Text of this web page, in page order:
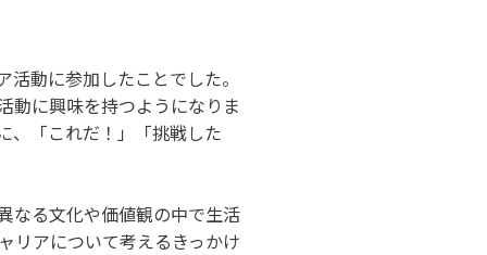
動に参加したことでした。
動に興味を持つようになりま
、「これだ！」「挑戦した
なる文化や価値観の中で生活
リアについて考えるきっかけ